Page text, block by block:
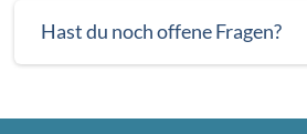
Hast du noch offene Fragen?